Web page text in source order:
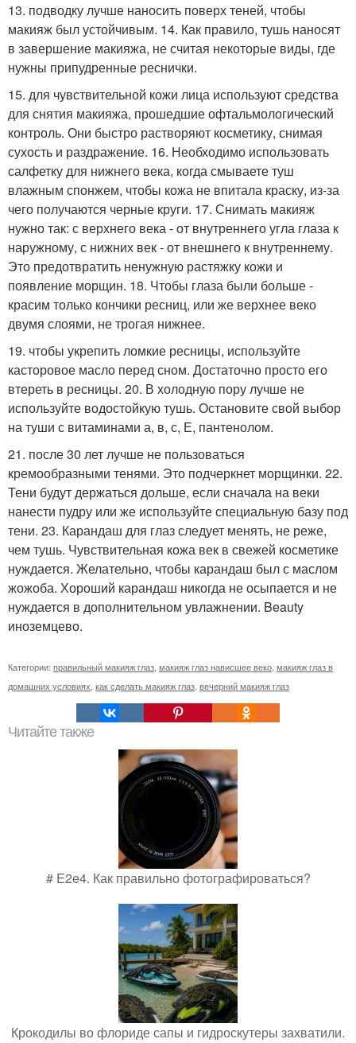
13. подводку лучше наносить поверх теней, чтобы
макияж был устойчивым. 14. Как правило, тушь наносят
в завершение макияжа, не считая некоторые виды, где
нужны припудренные реснички.
15. для чувствительной кожи лица используют средства
для снятия макияжа, прошедшие офтальмологический
контроль. Они быстро растворяют косметику, снимая
сухость и раздражение. 16. Необходимо использовать
салфетку для нижнего века, когда смываете туш
влажным спонжем, чтобы кожа не впитала краску, из-за
чего получаются черные круги. 17. Снимать макияж
нужно так: с верхнего века - от внутреннего угла глаза к
наружному, с нижних век - от внешнего к внутреннему.
Это предотвратить ненужную растяжку кожи и
появление морщин. 18. Чтобы глаза были больше -
красим только кончики ресниц, или же верхнее веко
двумя слоями, не трогая нижнее.
19. чтобы укрепить ломкие ресницы, используйте
касторовое масло перед сном. Достаточно просто его
втереть в ресницы. 20. В холодную пору лучше не
используйте водостойкую тушь. Остановите свой выбор
на туши с витаминами а, в, с, Е, пантенолом.
21. после 30 лет лучше не пользоваться
кремообразными тенями. Это подчеркнет морщинки. 22.
Тени будут держаться дольше, если сначала на веки
нанести пудру или же используйте специальную базу под
тени. 23. Карандаш для глаз следует менять, не реже,
чем тушь. Чувствительная кожа век в свежей косметике
нуждается. Желательно, чтобы карандаш был с маслом
жожоба. Хороший карандаш никогда не осыпается и не
нуждается в дополнительном увлажнении. Beauty
иноземцево.
Категории: правильный макияж глаз макияж глаз нависшее веко макияж глаз в
домашних условиях как сделать макияж глаз вечерний макияж глаз
Читайте также
# E2e4. Как правильно фотографироваться?
Крокодилы во флориде сапы и гидроскутеры захватили.